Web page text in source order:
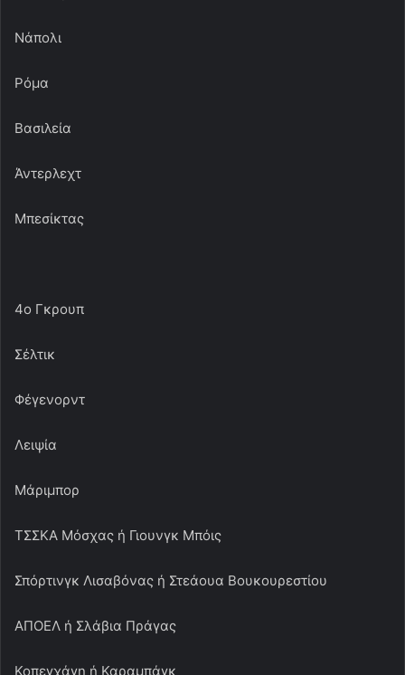
Νάπολι
Ρόμα
Βασιλεία
Άντερλεχτ
Μπεσίκτας
4ο Γκρουπ
Σέλτικ
Φέγενορντ
Λειψία
Μάριμπορ
ΤΣΣΚΑ Μόσχας ή Γιουνγκ Μπόις
Σπόρτινγκ Λισαβόνας ή Στεάουα Βουκουρεστίου
ΑΠΟΕΛ ή Σλάβια Πράγας
Κοπεγχάγη ή Καραμπάγκ